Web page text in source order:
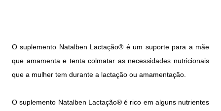
O suplemento Natalben Lactação® é um suporte para a mãe
que amamenta e tenta colmatar as necessidades nutricionais
que a mulher tem durante a lactação ou amamentação.
O suplemento Natalben Lactação® é rico em alguns nutrientes